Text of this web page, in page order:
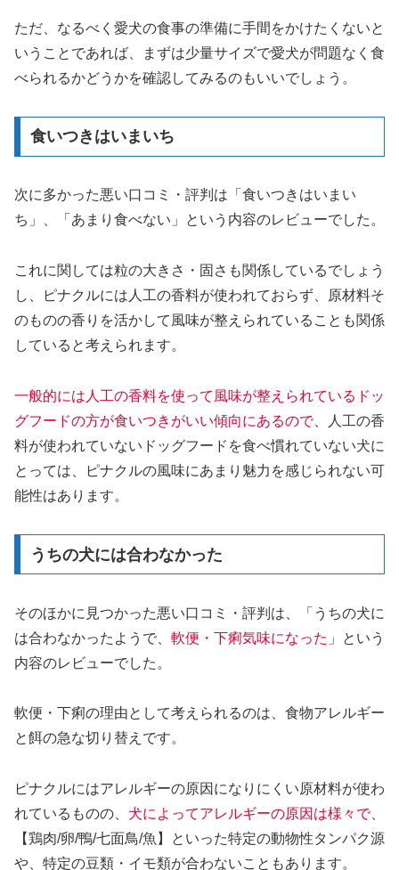
ただ、なるべく愛犬の食事の準備に手間をかけたくないと
いうことであれば、まずは少量サイズで愛犬が問題なく食
べられるかどうかを確認してみるのもいいでしょう。
食いつきはいまいち
次に多かった悪い口コミ・評判は「食いつきはいまい
ち」、「あまり食べない」という内容のレビューでした。
これに関しては粒の大きさ・固さも関係しているでしょう
し、ピナクルには人工の香料が使われておらず、原材料そ
のものの香りを活かして風味が整えられていることも関係
していると考えられます。
一般的には人工の香料を使って風味が整えられているドッ
グフードの方が食いつきがいい傾向にあるので、人工の香
料が使われていないドッグフードを食べ慣れていない犬に
とっては、ピナクルの風味にあまり魅力を感じられない可
能性はあります。
うちの犬には合わなかった
そのほかに見つかった悪い口コミ・評判は、「うちの犬に
は合わなかったようで、 軟便・下痢気味になった 」という
内容のレビューでした。
軟便・下痢の理由として考えられるのは、食物アレルギー
と餌の急な切り替えです。
ピナクルにはアレルギーの原因になりにくい原材料が使わ
れているものの、 犬によってアレルギーの原因は様々で、
【鶏肉/卵/鴨/七面鳥/魚】といった特定の動物性タンパク源
や、特定の豆類・イモ類が合わないこともあります。